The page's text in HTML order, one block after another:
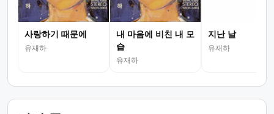
사랑하기 때문에
유재하
내 마음에 비친 내 모
습
유재하
지난 날
유재하